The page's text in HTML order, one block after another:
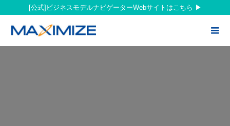
[公式]ビジネスモデルナビゲーターWebサイトはこちら